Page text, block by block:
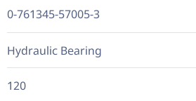
0-761345-57005-3
Hydraulic Bearing
120